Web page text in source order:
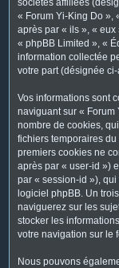
sociétés affiliées
« Forum Yi-King Do »,
après par « ils », «
« phpBB Limited », «
information collectée
votre part (désignée
Vos informations sont
naviguant sur « Forum
nombre de cookies,
fichiers temporaires
premiers cookies ne
après par « user-id »)
par « session-id »),
logiciel phpBB. Un
naviguerez sur les
stocker les
votre navigation sur le
Nous pouvons